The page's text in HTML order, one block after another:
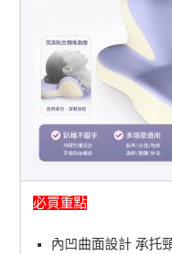
必買重點
內凹曲面設計 承托